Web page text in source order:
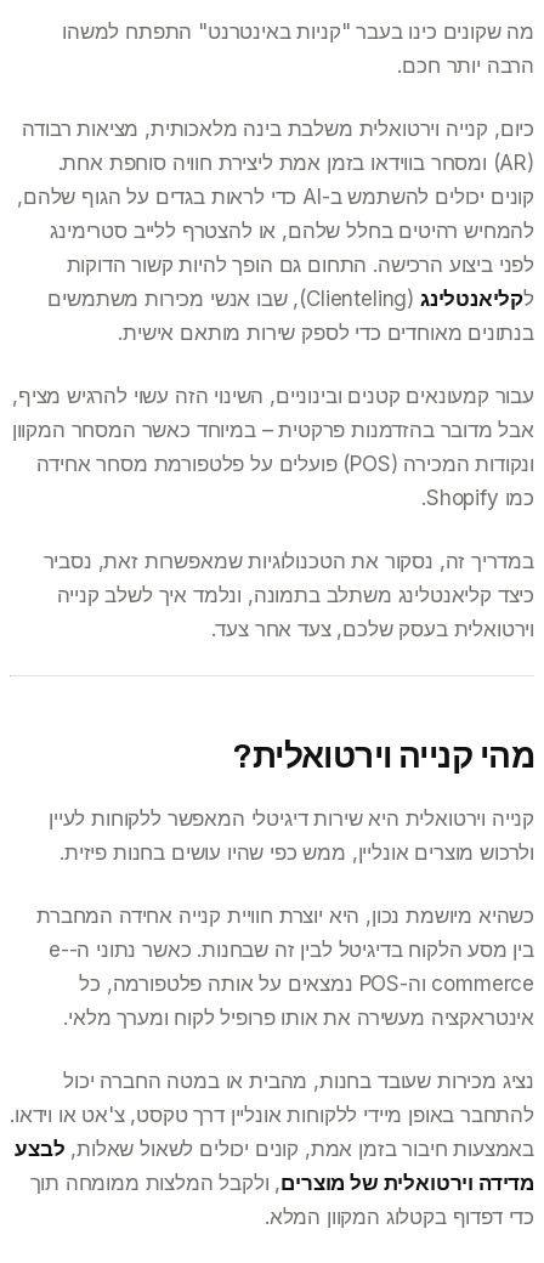
מה שקונים כינו בעבר "קניות באינטרנט" התפתח למשהו
הרבה יותר חכם.
כיום, קנייה וירטואלית משלבת בינה מלאכותית, מציאות רבודה
(AR) ומסחר בווידאו בזמן אמת ליצירת חוויה סוחפת אחת.
קונים יכולים להשתמש ב-AI כדי לראות בגדים על הגוף שלהם,
להמחיש רהיטים בחלל שלהם, או להצטרף ללייב סטרימינג
לפני ביצוע הרכישה. התחום גם הופך להיות קשור הדוקות
לקליאנטלינג
(Clienteling), שבו אנשי מכירות משתמשים
בנתונים מאוחדים כדי לספק שירות מותאם אישית.
עבור קמעונאים קטנים ובינוניים, השינוי הזה עשוי להרגיש מציף,
אבל מדובר בהזדמנות פרקטית – במיוחד כאשר המסחר המקוון
ונקודות המכירה (POS) פועלים על פלטפורמת מסחר אחידה
כמו Shopify.
במדריך זה, נסקור את הטכנולוגיות שמאפשרות זאת, נסביר
כיצד קליאנטלינג משתלב בתמונה, ונלמד איך לשלב קנייה
וירטואלית בעסק שלכם, צעד אחר צעד.
מהי קנייה וירטואלית?
קנייה וירטואלית היא שירות דיגיטלי המאפשר ללקוחות לעיין
ולרכוש מוצרים אונליין, ממש כפי שהיו עושים בחנות פיזית.
כשהיא מיושמת נכון, היא יוצרת חוויית קנייה אחידה המחברת
בין מסע הלקוח בדיגיטל לבין זה שבחנות. כאשר נתוני ה-e-
commerce וה-POS נמצאים על אותה פלטפורמה, כל
אינטראקציה מעשירה את אותו פרופיל לקוח ומערך מלאי.
נציג מכירות שעובד בחנות, מהבית או במטה החברה יכול
להתחבר באופן מיידי ללקוחות אונליין דרך טקסט, צ'אט או וידאו.
באמצעות חיבור בזמן אמת, קונים יכולים לשאול שאלות, לבצע
מדידה וירטואלית של מוצרים, ולקבל המלצות ממומחה תוך
כדי דפדוף בקטלוג המקוון המלא.